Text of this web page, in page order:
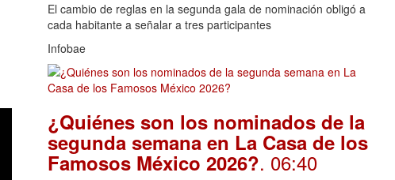
El cambio de reglas en la segunda gala de nominación obligó a
cada habitante a señalar a tres participantes
Infobae
¿Quiénes son los nominados de la
segunda semana en La Casa de los
Famosos México 2026?. 06:40